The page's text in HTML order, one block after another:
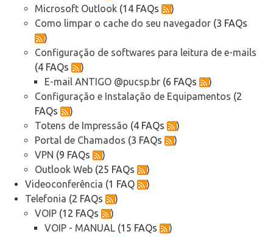
Microsoft Outlook (14 FAQs
)
Como limpar o cache do seu navegador (3 FAQs
)
Configuração de softwares para leitura de e-mails
(4 FAQs
)
E-mail ANTIGO @pucsp.br (6 FAQs
)
Configuração e Instalação de Equipamentos (2
FAQs
)
Totens de Impressão (4 FAQs
)
Portal de Chamados (3 FAQs
)
VPN (9 FAQs
)
Outlook Web (25 FAQs
)
Videoconferência (1 FAQ
)
Telefonia (2 FAQs
)
VOIP (12 FAQs
)
VOIP - MANUAL (15 FAQs
)